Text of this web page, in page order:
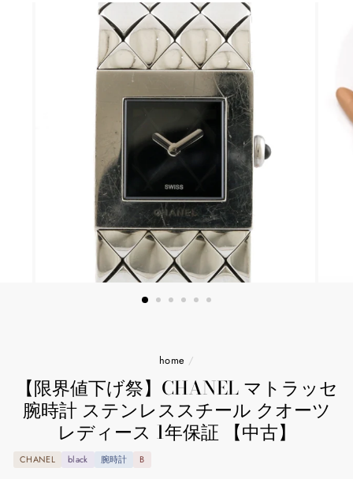
home /
【限界値下げ祭】CHANEL マトラッセ
腕時計 ステンレススチール クオーツ
レディース 1年保証 【中古】
CHANEL black 腕時計 B